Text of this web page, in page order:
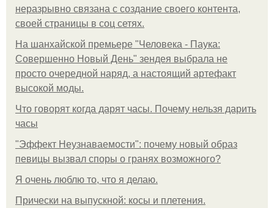
неразрывно связана с создание своего контента,
своей страницы в соц сетях.
На шанхайской премьере "Человека - Паука:
Совершенно Новый День" зендея выбрала не
просто очередной наряд, а настоящий артефакт
высокой моды.
Что говорят когда дарят часы. Почему нельзя дарить
часы
"Эффект Неузнаваемости": почему новый образ
певицы вызвал споры о гранях возможного?
Я очень люблю то, что я делаю.
Прически на выпускной: косы и плетения.